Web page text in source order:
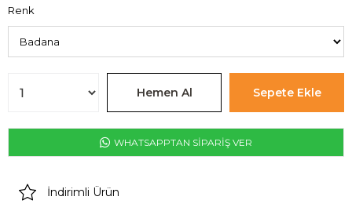
Renk
WHATSAPPTAN SİPARİŞ VER
İndirimli Ürün